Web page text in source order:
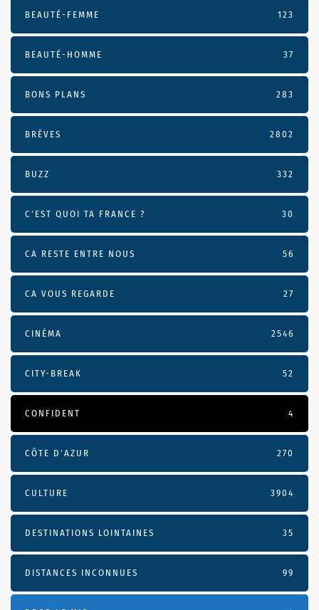
BEAUTÉ-FEMME 123
BEAUTÉ-HOMME 37
BONS PLANS 283
BRÈVES 2802
BUZZ 332
C'EST QUOI TA FRANCE ? 30
CA RESTE ENTRE NOUS 56
CA VOUS REGARDE 27
CINÉMA 2546
CITY-BREAK 52
CONFIDENT 4
CÔTE D’AZUR 270
CULTURE 3904
DESTINATIONS LOINTAINES 35
DISTANCES INCONNUES 99